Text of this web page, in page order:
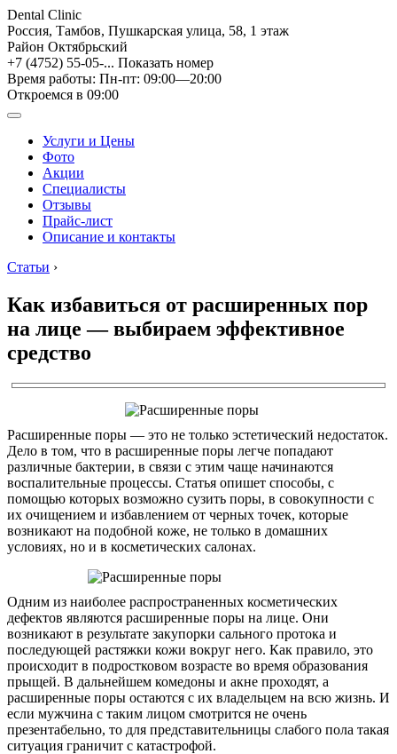
Dental Clinic
Россия, Тамбов, Пушкарская улица, 58, 1 этаж
Район Октябрьский
+7 (4752) 55-05-... Показать номер
Время работы: Пн-пт: 09:00—20:00
Откроемся в 09:00
Услуги и Цены
Фото
Акции
Специалисты
Отзывы
Прайс-лист
Описание и контакты
Статьи ›
Как избавиться от расширенных пор
на лице — выбираем эффективное
средство
Расширенные поры — это не только эстетический недостаток.
Дело в том, что в расширенные поры легче попадают
различные бактерии, в связи с этим чаще начинаются
воспалительные процессы. Статья опишет способы, с
помощью которых возможно сузить поры, в совокупности с
их очищением и избавлением от черных точек, которые
возникают на подобной коже, не только в домашних
условиях, но и в косметических салонах.
Одним из наиболее распространенных косметических
дефектов являются расширенные поры на лице. Они
возникают в результате закупорки сального протока и
последующей растяжки кожи вокруг него. Как правило, это
происходит в подростковом возрасте во время образования
прыщей. В дальнейшем комедоны и акне проходят, а
расширенные поры остаются с их владельцем на всю жизнь. И
если мужчина с таким лицом смотрится не очень
презентабельно, то для представительницы слабого пола такая
ситуация граничит с катастрофой.